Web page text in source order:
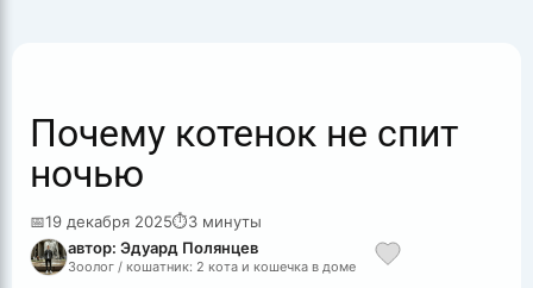
Почему котенок не спит
ночью
📅19 декабря 2025⏱3 минуты
автор: Эдуард Полянцев
Зоолог / кошатник: 2 кота и кошечка в доме